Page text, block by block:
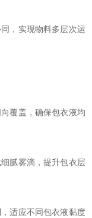
，实现物料多层次运
覆盖，确保包衣液均
腻雾滴，提升包衣层
适应不同包衣液黏度